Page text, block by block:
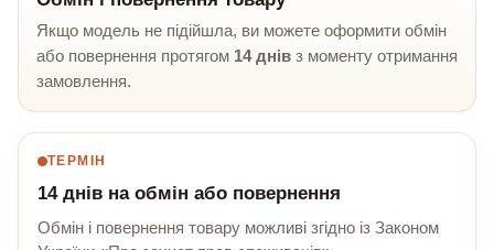
Якщо модель не підійшла, ви можете оформити обмін
або повернення протягом 14 днів з моменту отримання
замовлення.
ТЕРМІН
14 днів на обмін або повернення
Обмін і повернення товару можливі згідно із Законом